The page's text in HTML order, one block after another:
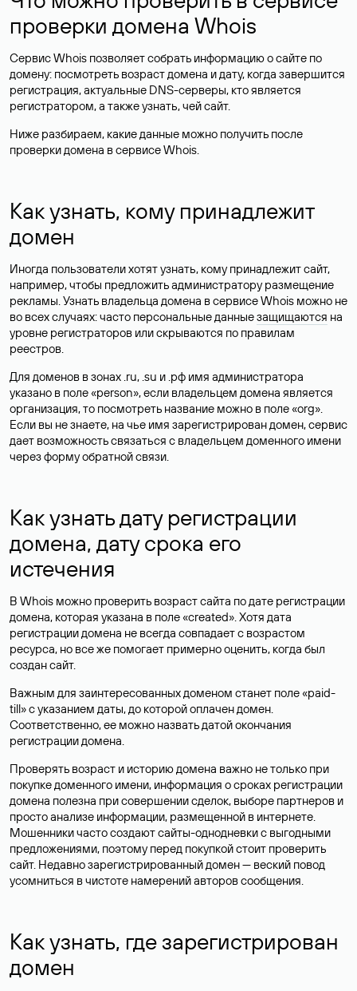
проверки домена Whois
Сервис Whois позволяет собрать информацию о сайте по
домену: посмотреть возраст домена и дату, когда завершится
регистрация, актуальные DNS-серверы, кто является
регистратором, а также узнать, чей сайт.
Ниже разбираем, какие данные можно получить после
проверки домена в сервисе Whois.
Как узнать, кому принадлежит
домен
Иногда пользователи хотят узнать, кому принадлежит сайт,
например, чтобы предложить администратору размещение
рекламы. Узнать владельца домена в сервисе Whois можно не
во всех случаях: часто персональные данныезащищаются на
уровне регистраторов или скрываются по правилам
реестров.
Для доменов в зонах .ru, .su и .рф имя администратора
указано в поле «person», если владельцем домена является
организация, то посмотреть название можно в поле «org».
Если вы не знаете, на чье имя зарегистрирован домен, сервис
дает возможность связаться с владельцем доменного имени
через форму обратной связи.
Как узнать дату регистрации
домена, дату срока его
истечения
В Whois можно проверить возраст сайта по дате регистрации
домена, которая указана в поле «created». Хотя дата
регистрации домена не всегда совпадает с возрастом
ресурса, но все же помогает примерно оценить, когда был
создан сайт.
Важным для заинтересованных доменом станет поле «paid-
till» с указанием даты, до которой оплачен домен.
Соответственно, ее можно назвать датой окончания
регистрации домена.
Проверять возраст и историю домена важно не только при
покупке доменного имени, информация о сроках регистрации
домена полезна при совершении сделок, выборе партнеров и
просто анализе информации, размещенной в интернете.
Мошенники часто создают сайты-однодневки с выгодными
предложениями, поэтому перед покупкой стоит проверить
сайт. Недавно зарегистрированный домен — веский повод
усомниться в чистоте намерений авторов сообщения.
Как узнать, где зарегистрирован
домен